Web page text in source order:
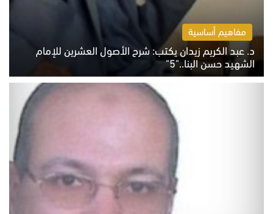
مفاهيم أساسية
د. عبد الكريم زيدان يكتب: شرح الأصول العشرين للإمام
الشهيد حسن البنا.."5"
السبت 8 أغسطس 2026 10:46 ص